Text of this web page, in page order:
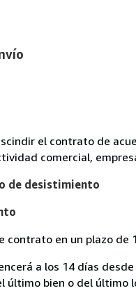
el contrato de
comercial,
de desistimiento
contrato en un plazo de
a los 14 días
último bien o del último